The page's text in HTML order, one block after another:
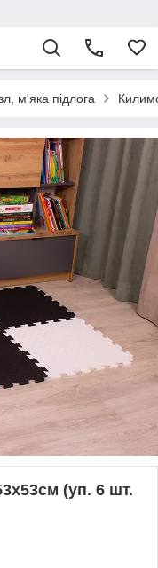
м'яка підлога
(уп. 6 шт.